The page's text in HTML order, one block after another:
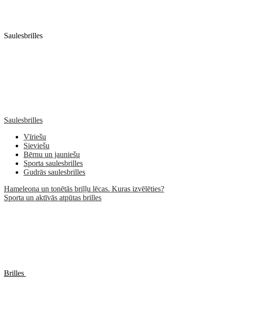
Saulesbrilles
Saulesbrilles
Vīriešu
Sieviešu
Bērnu un jauniešu
Sporta saulesbrilles
Gudrās saulesbrilles
Hameleona un tonētās briļļu lēcas. Kuras izvēlēties?
Sporta un aktīvās atpūtas brilles
Brilles